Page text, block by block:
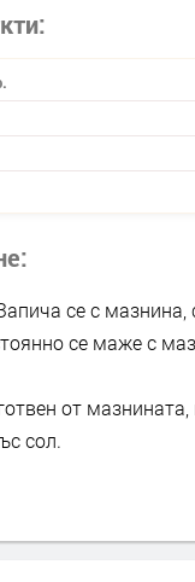
се с мазнина,
се маже с
от
сол.